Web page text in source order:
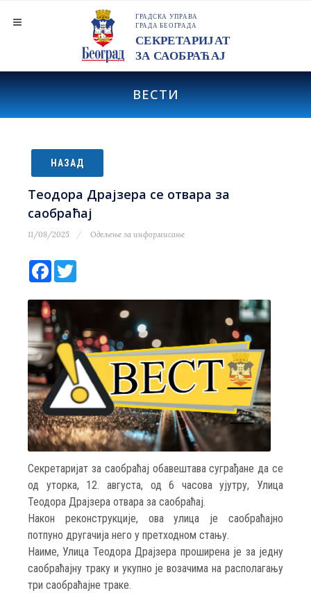
ВЕСТИ
НАЗАД
Теодора Драјзера се отвара за
саобраћај
11/08/2025 Одељење за информисање
Facebook
Секретаријат за саобраћај обавештава суграђане да се
од уторка, 12. августа, од 6 часова ујутру, Улица
Теодора Драјзера отвара за саобраћај.
Након реконструкције, ова улица је саобраћајно
потпуно другачија него у претходном стању.
Наиме, Улица Теодора Драјзера проширена је за једну
саобраћајну траку и укупно је возачима на располагању
три саобраћајне траке.